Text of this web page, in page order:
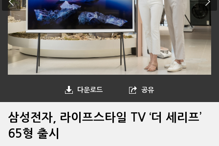
다운로드 공유
삼성전자, 라이프스타일 TV ‘더 세리프’
65형 출시